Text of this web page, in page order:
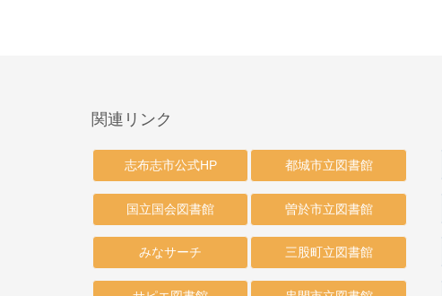
関連リンク
志布志市公式HP
国立国会図書館
みなサーチ
都城市立図書館
曽於市立図書館
三股町立図書館